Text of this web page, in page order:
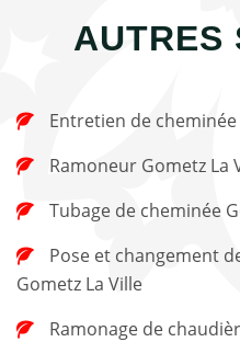
AUTRES
Entretien de
Ramoneur Gometz La
Tubage de cheminée
Gometz La Ville
Ramonage de